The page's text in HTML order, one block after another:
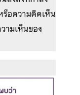
อความคิดเห็น
มเห็นของ